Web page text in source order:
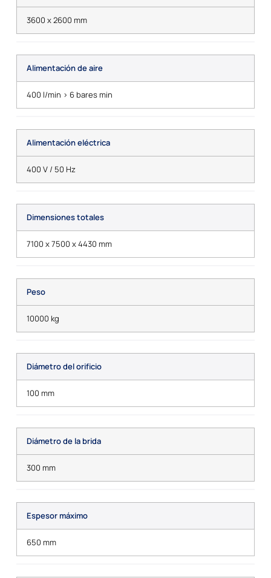
3600 x 2600 mm
Alimentación de aire
400 l/min > 6 bares min
Alimentación eléctrica
400 V / 50 Hz
Dimensiones totales
7100 x 7500 x 4430 mm
Peso
10000 kg
Diámetro del orificio
100 mm
Diámetro de la brida
300 mm
Espesor máximo
650 mm